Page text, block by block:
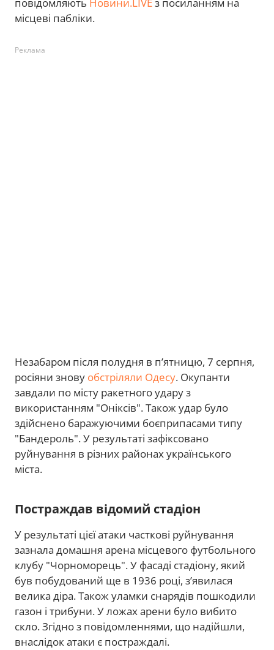
повідомляють Новини.LIVEз посиланням на
місцеві пабліки.
Реклама
Незабаром після полудня в п’ятницю, 7 серпня,
росіяни знову обстріляли Одесу. Окупанти
завдали по місту ракетного удару з
використанням "Оніксів". Також удар було
здійснено баражуючими боєприпасами типу
"Бандероль". У результаті зафіксовано
руйнування в різних районах українського
міста.
Постраждав відомий стадіон
У результаті цієї атаки часткові руйнування
зазнала домашня арена місцевого футбольного
клубу "Чорноморець". У фасаді стадіону, який
був побудований ще в 1936 році, з’явилася
велика діра. Також уламки снарядів пошкодили
газон і трибуни. У ложах арени було вибито
скло. Згідно з повідомленнями, що надійшли,
внаслідок атаки є постраждалі.